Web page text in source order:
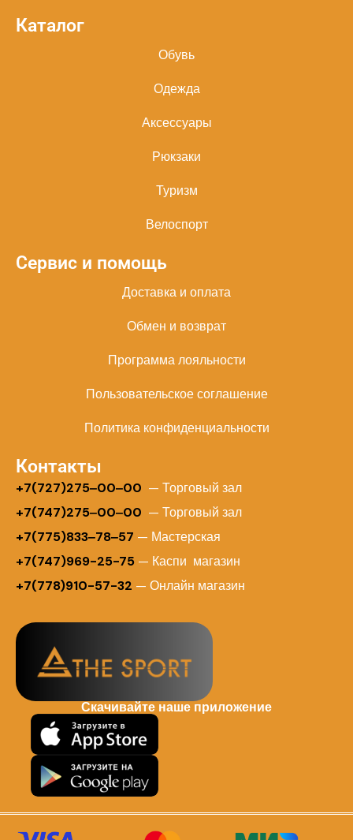
Каталог
Обувь
Одежда
Аксессуары
Рюкзаки
Туризм
Велоспорт
Сервис и помощь
Доставка и оплата
Обмен и возврат
Программа лояльности
Пользовательское соглашение
Политика конфиденциальности
Контакты
+7(727)275‒00‒00 — Торговый зал
+7(747)275‒00‒00 — Торговый зал
+7(775)833‒78‒57 — Мастерская
+7(747)969-25-75 — Каспи магазин
+7(778)910-57-32 — Онлайн магазин
Скачивайте наше приложение